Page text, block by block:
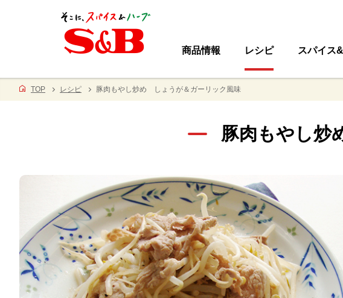
商品情報 レシピ スパイス
TOP レシピ 豚肉もやし炒め しょうが＆ガーリック風味
豚肉もやし